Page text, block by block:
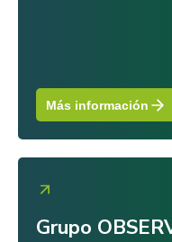
Más información
Grupo